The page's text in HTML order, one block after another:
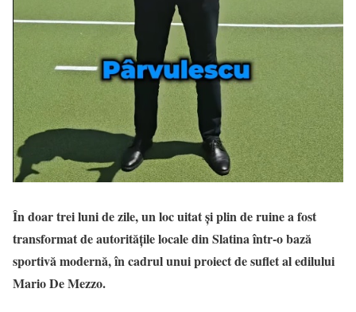
În doar trei luni de zile, un loc uitat și plin de ruine a fost
transformat de autoritățile locale din Slatina într-o bază
sportivă modernă, în cadrul unui proiect de suflet al edilului
Mario De Mezzo.